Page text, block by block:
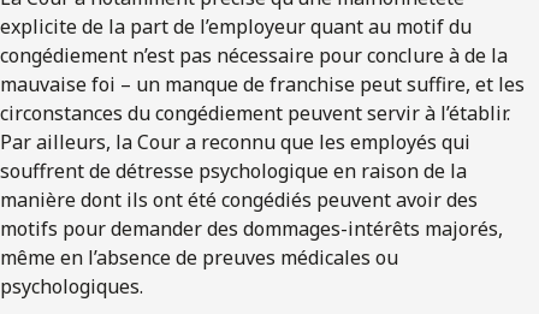
explicite de la part de l’employeur quant au motif du
congédiement n’est pas nécessaire pour conclure à de la
mauvaise foi – un manque de franchise peut suffire, et les
circonstances du congédiement peuvent servir à l’établir.
Par ailleurs, la Cour a reconnu que les employés qui
souffrent de détresse psychologique en raison de la
manière dont ils ont été congédiés peuvent avoir des
motifs pour demander des dommages-intérêts majorés,
même en l’absence de preuves médicales ou
psychologiques.